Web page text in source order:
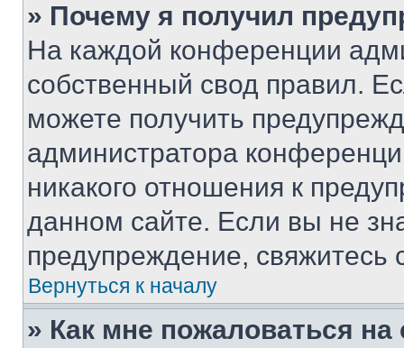
» Почему я получил
На каждой конференции
собственный свод правил.
можете получить
администратора
никакого отношения к
данном сайте. Если вы не
предупреждение,
Вернуться к началу
» Как мне пожаловаться